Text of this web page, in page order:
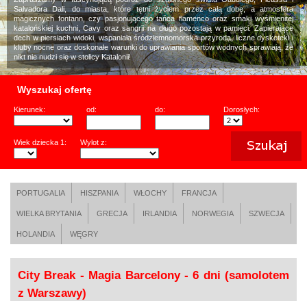
Salvadora Dali, do miasta, które tętni życiem przez całą dobę, a atmosfera
magicznych fontann, czy pasjonującego tańca flamenco oraz smaki wyśmienitej
katalońskiej kuchni, Cavy oraz sangrii na długo pozostają w pamięci. Zapierające
dech w piersiach widoki, wspaniała śródziemnomorska przyroda, liczne dyskoteki i
kluby nocne oraz doskonałe warunki do uprawiania sportów wodnych sprawiają, że
nikt nie nudzi się w stolicy Katalonii!
Wyszukaj ofertę
Kierunek: od: do: Dorosłych:
Wiek dziecka 1: Wylot z:
PORTUGALIA HISZPANIA WŁOCHY FRANCJA
WIELKA BRYTANIA GRECJA IRLANDIA NORWEGIA SZWECJA
HOLANDIA WĘGRY
City Break - Magia Barcelony - 6 dni (samolotem
z Warszawy)